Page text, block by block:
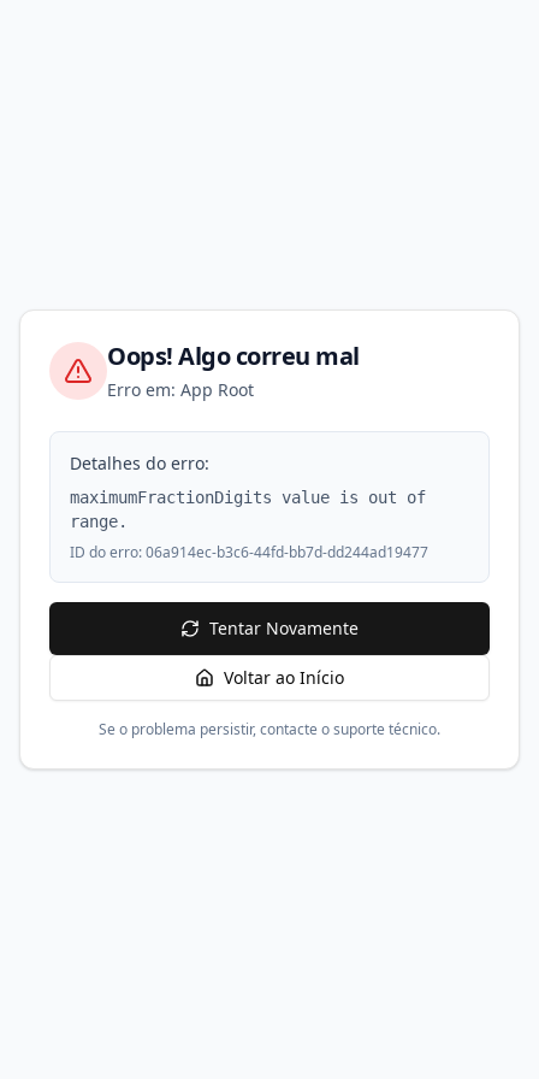
Oops! Algo correu mal
Erro em: App Root
Detalhes do erro:
maximumFractionDigits value is out of
range.
ID do erro:06a914ec-b3c6-44fd-bb7d-dd244ad19477
Tentar Novamente
Voltar ao Início
Se o problema persistir, contacte o suporte técnico.